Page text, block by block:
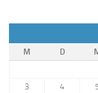
M
D
3
4